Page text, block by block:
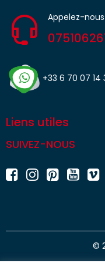
Appelez-
+33 6 70 07 14
Liens utiles
SUIVEZ-NOUS
©